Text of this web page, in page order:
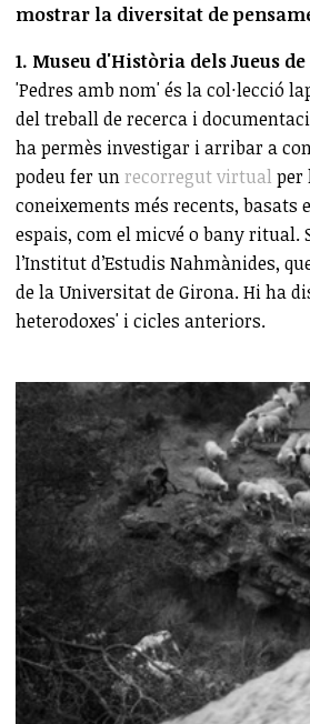
mostrar la diversitat de
1. Museu d'Història dels Jueus
'Pedres amb nom' és la col·lecció
del treball de recerca i
ha permès investigar i arribar a
podeu fer unrecorregut virtual per
coneixements més recents,
espais, com el micvé o bany ritual.
l’Institut d’Estudis Nahmànides,
de la Universitat de Girona. Hi ha
heterodoxes' i cicles anteriors.